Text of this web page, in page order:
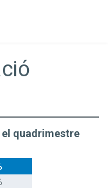
quadrimestre